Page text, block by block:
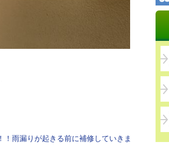
雨漏りが起きる前に補修していきま